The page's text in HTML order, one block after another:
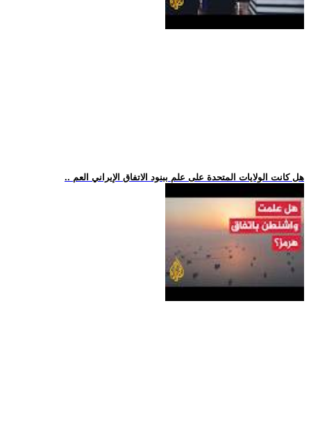
.. هل كانت الولايات المتحدة على علم ببنود الاتفاق الإيراني العم